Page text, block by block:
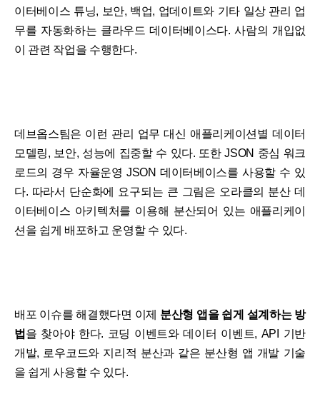
이터베이스 튜닝, 보안, 백업, 업데이트와 기타 일상 관리 업
무를 자동화하는 클라우드 데이터베이스다. 사람의 개입없
이 관련 작업을 수행한다.
데브옵스팀은 이런 관리 업무 대신 애플리케이션별 데이터
모델링, 보안, 성능에 집중할 수 있다. 또한 JSON 중심 워크
로드의 경우 자율운영 JSON 데이터베이스를 사용할 수 있
다. 따라서 단순화에 요구되는 큰 그림은 오라클의 분산 데
이터베이스 아키텍처를 이용해 분산되어 있는 애플리케이
션을 쉽게 배포하고 운영할 수 있다.
배포 이슈를 해결했다면 이제 분산형 앱을 쉽게 설계하는 방
법 을 찾아야 한다. 코딩 이벤트와 데이터 이벤트, API 기반
개발, 로우코드와 지리적 분산과 같은 분산형 앱 개발 기술
을 쉽게 사용할 수 있다.